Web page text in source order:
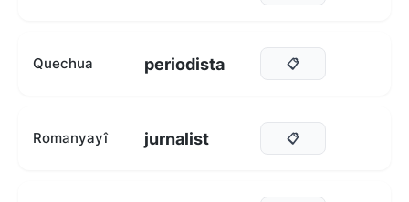
Quechua periodista 📋
Romanyayî jurnalist 📋